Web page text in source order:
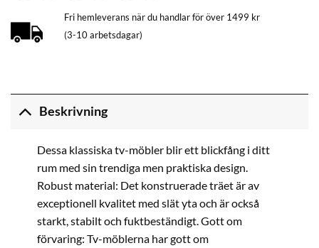
Fri hemleverans när du handlar för över 1499 kr
(3-10 arbetsdagar)
Beskrivning
Dessa klassiska tv-möbler blir ett blickfång i ditt
rum med sin trendiga men praktiska design.
Robust material: Det konstruerade träet är av
exceptionell kvalitet med slät yta och är också
starkt, stabilt och fuktbeständigt. Gott om
förvaring: Tv-möblerna har gott om